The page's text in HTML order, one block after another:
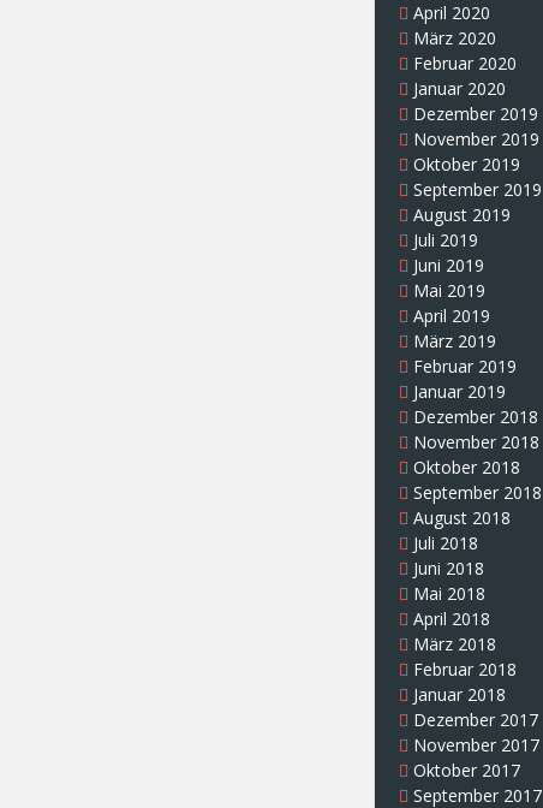
April 2020
März 2020
Februar 2020
Januar 2020
Dezember 2019
November 2019
Oktober 2019
September 2019
August 2019
Juli 2019
Juni 2019
Mai 2019
April 2019
März 2019
Februar 2019
Januar 2019
Dezember 2018
November 2018
Oktober 2018
September 2018
August 2018
Juli 2018
Juni 2018
Mai 2018
April 2018
März 2018
Februar 2018
Januar 2018
Dezember 2017
November 2017
Oktober 2017
September 2017